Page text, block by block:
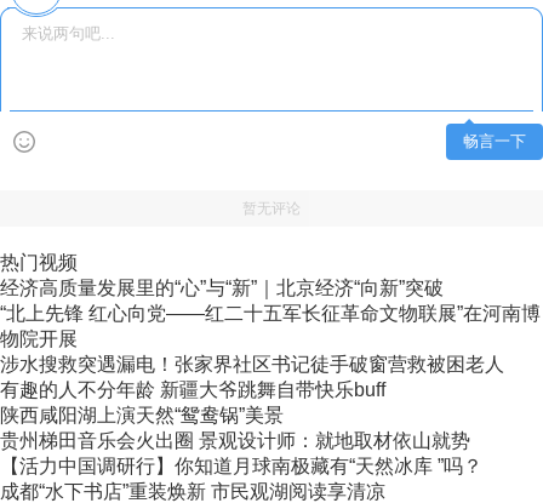
畅言一下
暂无评论
热门视频
经济高质量发展里的“心”与“新”｜北京经济“向新”突破
“北上先锋 红心向党——红二十五军长征革命文物联展”在河南博
物院开展
涉水搜救突遇漏电！张家界社区书记徒手破窗营救被困老人
有趣的人不分年龄 新疆大爷跳舞自带快乐buff
陕西咸阳湖上演天然“鸳鸯锅”美景
贵州梯田音乐会火出圈 景观设计师：就地取材依山就势
【活力中国调研行】你知道月球南极藏有“天然冰库 ”吗？
成都“水下书店”重装焕新 市民观湖阅读享清凉